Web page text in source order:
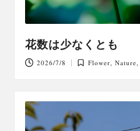
花数は少なくとも
2026/7/8
Posted
Flower ,Nature